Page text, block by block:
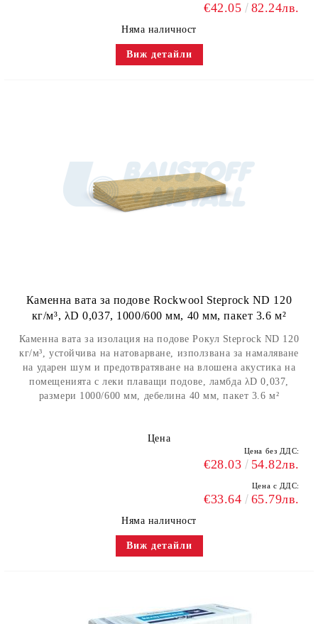
€42.05 82.24лв.
Няма наличност
Виж детайли
Каменна вата за подове Rockwool Steprock ND 120
кг/м³, λD 0,037, 1000/600 мм, 40 мм, пакет 3.6 м²
Каменна вата за изолация на подове Рокул Steprock ND 120
кг/м³, устойчивa на натоварване, използванa за намаляване
на ударен шум и предотвратяване на влошена акустика на
помещенията c леки плаващи подове, ламбда λD 0,037,
размери 1000/600 мм, дебелина 40 мм, пакет 3.6 м²
Цена
Цена без ДДС:
€28.03 54.82лв.
Цена с ДДС:
€33.64 65.79лв.
Няма наличност
Виж детайли